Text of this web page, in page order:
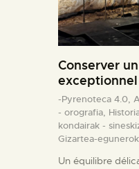
Conserver
exceptionnel
-Pyrenoteca 4.0,
- orografia,
kondairak -
Gizartea-
Un équilibre